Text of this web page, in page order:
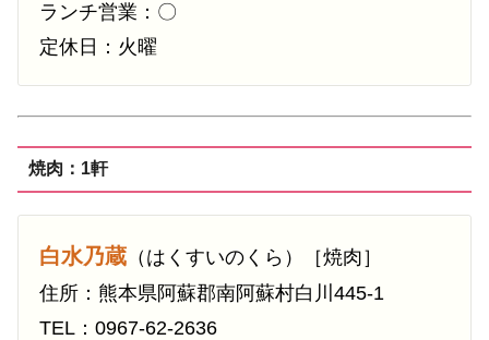
ランチ営業：〇
定休日：火曜
焼肉：1軒
白水乃蔵 （はくすいのくら）［焼肉］
住所：熊本県阿蘇郡南阿蘇村白川445-1
TEL：0967-62-2636